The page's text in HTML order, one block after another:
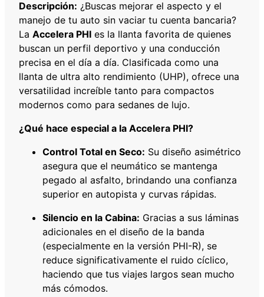
4
0
R
1
8
1
0
3
X
Descripción: ¿Buscas mejorar el aspecto y el
manejo de tu auto sin vaciar tu cuenta bancaria?
La Accelera PHI es la llanta favorita de quienes
buscan un perfil deportivo y una conducción
precisa en el día a día. Clasificada como una
llanta de ultra alto rendimiento (UHP), ofrece una
versatilidad increíble tanto para compactos
modernos como para sedanes de lujo.
¿Qué hace especial a la Accelera PHI?
Control Total en Seco: Su diseño asimétrico
asegura que el neumático se mantenga
pegado al asfalto, brindando una confianza
superior en autopista y curvas rápidas.
Silencio en la Cabina: Gracias a sus láminas
adicionales en el diseño de la banda
(especialmente en la versión PHI-R), se
reduce significativamente el ruido cíclico,
haciendo que tus viajes largos sean mucho
más cómodos.